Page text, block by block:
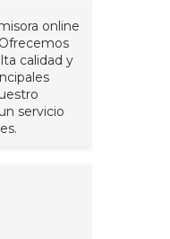
online
calidad y
servicio